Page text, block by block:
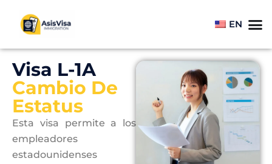
EN
Visa L-1A
Cambio De
Estatus
Esta visa permite a los
empleadores
estadounidenses